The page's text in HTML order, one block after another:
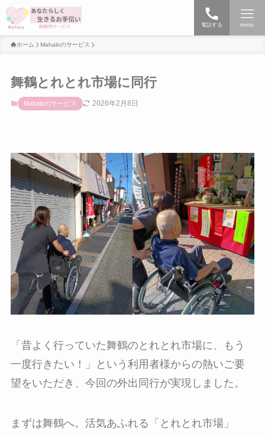
電話する menu
ホーム Mahaloのサービス
舞鶴とれとれ市場に同行
Mahaloのサービス 2026年2月8日
「昔よく行っていた舞鶴のとれとれ市場に、もう
一度行きたい！」という利用者様からの熱いご要
望をいただき、今回の外出同行が実現しました。
まずは舞鶴へ。活気あふれる「とれとれ市場」